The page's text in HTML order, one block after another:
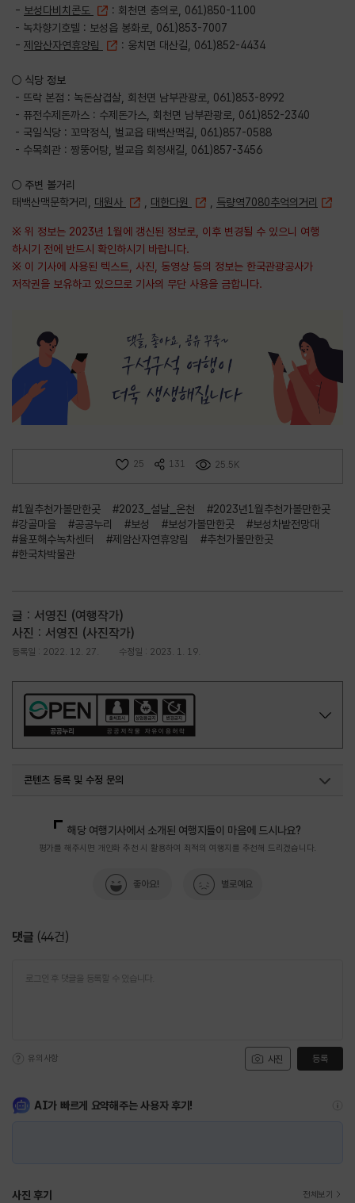
- 보성다비치콘도
: 회천면 충의로, 061)850-1100
- 녹차향기호텔 : 보성읍 봉화로, 061)853-7007
- 제암산자연휴양림 : 웅치면 대산길, 061)852-4434
○ 식당 정보
- 뜨락 본점 : 녹돈삼겹살, 회천면 남부관광로, 061)853-8992
- 퓨전수제돈까스 : 수제돈가스, 회천면 남부관광로, 061)852-2340
- 국일식당 : 꼬막정식, 벌교읍 태백산맥길, 061)857-0588
- 수목회관 : 짱뚱어탕, 벌교읍 회정새길, 061)857-3456
○ 주변 볼거리
태백산맥문학거리, 대원사 대한다원 득량역7080추억의거리
※ 위 정보는 2023년 1월에 갱신된 정보로, 이후 변경될 수 있으니 여행
하시기 전에 반드시 확인하시기 바랍니다.
※ 이 기사에 사용된 텍스트, 사진, 동영상 등의 정보는 한국관광공사가
저작권을 보유하고 있으므로 기사의 무단 사용을 금합니다.
25 131 25.5K
#1월추천가볼만한곳 #2023_설날_온천
#2023년1월추천가볼만한곳
#강골마을
#공공누리 #보성 #보성가볼만한곳
#보성차밭전망대
#율포해수녹차센터
#제암산자연휴양림
#추천가볼만한곳
#한국차박물관
글 : 서영진 (여행작가)
사진 : 서영진 (사진작가)
등록일 : 2022. 12. 27. 수정일 : 2023. 1. 19.
콘텐츠 등록 및 수정 문의
해당 여행기사에서 소개된 여행지들이 마음에 드시나요?
평가를 해주시면 개인화 추천 시 활용하여 최적의 여행지를 추천해 드리겠습니다.
좋아요! 별로예요
댓글 (44건)
사진
유의사항 등록
AI가 빠르게 요약해주는 사용자 후기!
사진 후기 전체보기